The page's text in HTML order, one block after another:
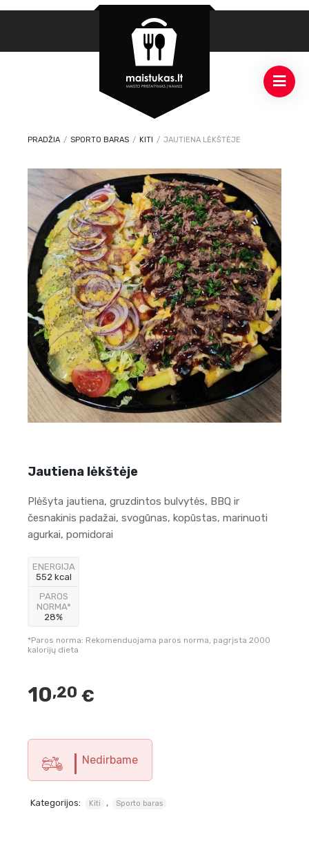
PRADŽIA / SPORTO BARAS / KITI / JAUTIENA LĖKŠTĖJE
Jautiena lėkštėje
Plėšyta jautiena, gruzdintos bulvytės, BBQ ir
česnakinis padažai, svogūnas, kopūstas, marinuoti
agurkai, pomidorai
ENERGIJA
552 kcal
PAROS
NORMA*
28%
*Paros norma: Rekomenduojama paros norma, pagrįsta 2000
kalorijų dieta
10,20 €
Nedirbame
Kategorijos: Kiti , Sporto baras